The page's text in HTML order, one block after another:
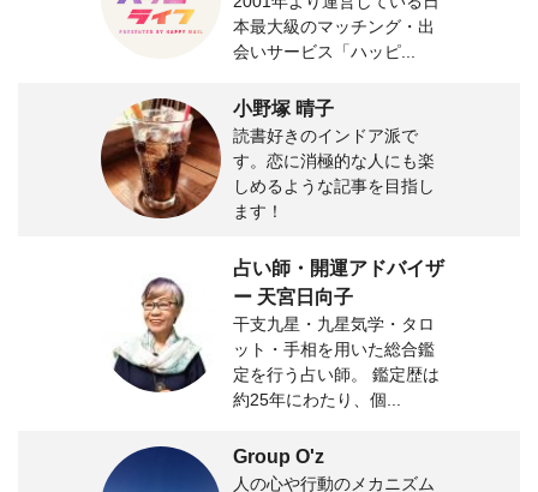
本最大級のマッチング・出
会いサービス「ハッピ...
小野塚 晴子
読書好きのインドア派で
す。恋に消極的な人にも楽
しめるような記事を目指し
ます！
占い師・開運アドバイザ
ー 天宮日向子
干支九星・九星気学・タロ
ット・手相を用いた総合鑑
定を行う占い師。 鑑定歴は
約25年にわたり、個...
Group O'z
人の心や行動のメカニズム